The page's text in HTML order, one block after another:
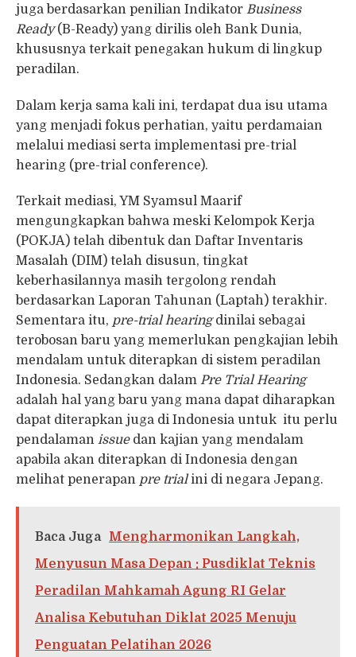
juga berdasarkan penilian Indikator Business
Ready(B-Ready) yang dirilis oleh Bank Dunia,
khususnya terkait penegakan hukum di lingkup
peradilan.
Dalam kerja sama kali ini, terdapat dua isu utama
yang menjadi fokus perhatian, yaitu perdamaian
melalui mediasi serta implementasi pre-trial
hearing (pre-trial conference).
Terkait mediasi, YM Syamsul Maarif
mengungkapkan bahwa meski Kelompok Kerja
(POKJA) telah dibentuk dan Daftar Inventaris
Masalah (DIM) telah disusun, tingkat
keberhasilannya masih tergolong rendah
berdasarkan Laporan Tahunan (Laptah) terakhir.
Sementara itu, pre-trial hearingdinilai sebagai
terobosan baru yang memerlukan pengkajian lebih
mendalam untuk diterapkan di sistem peradilan
Indonesia. Sedangkan dalam Pre Trial Hearing
adalah hal yang baru yang mana dapat diharapkan
dapat diterapkan juga di Indonesia untuk itu perlu
pendalaman issue dan kajian yang mendalam
apabila akan diterapkan di Indonesia dengan
melihat penerapan pre trialini di negara Jepang.
Baca Juga
Mengharmonikan Langkah,
Menyusun Masa Depan : Pusdiklat Teknis
Peradilan Mahkamah Agung RI Gelar
Analisa Kebutuhan Diklat 2025 Menuju
Penguatan Pelatihan 2026